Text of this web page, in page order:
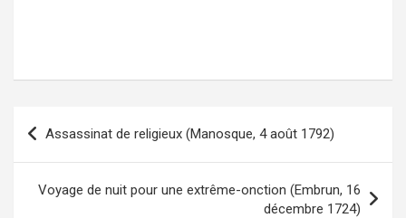
Navigation
de
l’article
Assassinat de religieux (Manosque, 4 août 1792)
Voyage de nuit pour une extrême-onction (Embrun, 16
décembre 1724)